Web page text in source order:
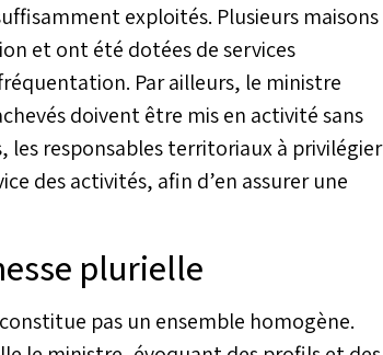
exploités. Plusieurs maisons
et ont été dotées de services
Par ailleurs, le ministre
doivent être mis en activité sans
les responsables territoriaux à privilégier
des activités, afin d’en assurer une
plurielle
pas un ensemble homogène.